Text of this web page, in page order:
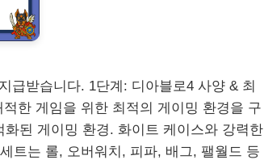
급받습니다. 1단계: 디아블로4 사양 & 최
한 게임을 위한 최적의 게이밍 환경을 구
된 게이밍 환경. 화이트 케이스와 강력한
트는 롤, 오버워치, 피파, 배그, 팰월드 등